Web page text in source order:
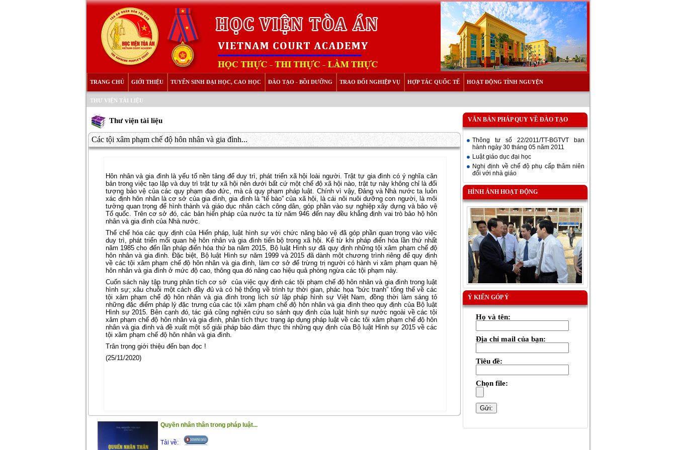
TRANG CHỦ GIỚI THIỆU TUYỂN SINH ĐẠI HỌC, CAO HỌC ĐÀO TẠO - BỒI DƯỠNG TRAO ĐỔI NGHIỆP VỤ HỢP TÁC QUỐC TẾ HOẠT ĐỘNG TÌNH NGUYỆN
THƯ VIỆN TÀI LIỆU
Thư viện tài liệu
Các tội xâm phạm chế độ hôn nhân và gia đình...
Hôn nhân và gia đình là yếu tố nền tảng để duy trì, phát triển xã hội loài người. Trật tự gia đình có ý nghĩa căn
bản trong việc tạo lập và duy trì trật tự xã hội nên dưới bất cứ một chế độ xã hội nào, trật tự này không chỉ là đối
tượng bảo vệ của các quy phạm đạo đức, mà cả quy phạm pháp luật. Chính vì vậy, Đảng và Nhà nước ta luôn
xác định hôn nhân là cơ sở của gia đình, gia đình là “tế bào” của xã hội, là cái nôi nuôi dưỡng con người, là môi
tường quan trọng để hình thành và giáo dục nhân cách công dân, góp phần vào sự nghiệp xây dựng và bảo vệ
Tổ quốc. Trên cơ sở đó, các bản hiến pháp của nước ta từ năm 946 đến nay đều khẳng định vai trò bảo hộ hôn
nhân và gia đình của Nhà nước.
Thể chế hóa các quy định của Hiến pháp, luật hình sự với chức năng bảo vệ đã góp phần quan trọng vào việc
duy trì, phát triển mối quan hệ hôn nhân và gia đình tiến bộ trong xã hội. Kể từ khi pháp điển hóa lần thứ nhất
năm 1985 cho đến lần pháp điển hóa thứ ba năm 2015, Bộ luật Hình sự đã quy định những tội xâm phạm chế độ
hôn nhân và gia đình. Đặc biệt, Bộ luật Hình sự năm 1999 và 2015 đã dành một chương trình riêng để quy định
về các tội xâm phạm chế độ hôn nhân và gia đình, làm cơ sở để trừng trị người có hành vi xâm phạm quan hệ
hôn nhân và gia đình ở mức độ cao, thông qua đó nâng cao hiệu quả phòng ngừa các tội phạm này.
Cuốn sách này tập trung phân tích cơ sở của việc quy định các tội phạm chế độ hôn nhân và gia đình trong luật
hình sự; xâu chuỗi một cách đầy đủ và có hệ thống về trình tự thời gian, phác họa “bức tranh” tổng thể về các
tội xâm phạm chế độ hôn nhân và gia đình trong lịch sử lập pháp hình sự Việt Nam, đồng thời làm sáng tỏ
những đặc điểm pháp lý đặc trưng của các tội xâm phạm chế độ hôn nhân và gia đình theo quy định của Bộ luật
Hình sự 2015. Bên cạnh đó, tác giả cũng nghiên cứu so sánh quy định của luật hình sự nước ngoài về các tội
xâm phạm chế độ hôn nhân và gia đình, phân tích thực trạng áp dụng pháp luật về các tôi xâm phạm chế độ hôn
nhân và gia đình và đề xuất một số giải pháp bảo đảm thực thi những quy định của Bộ luật Hình sự 2015 về các
tội xâm phạm chế độ hôn nhân và gia đình.
Trân trọng giới thiệu đến bạn đọc !
(25/11/2020)
Quyền nhân thân trong pháp luật...
Tải về:
VĂN BẢN PHÁP QUY VỀ ĐÀO TẠO
Thông tư số 22/2011/TT-BGTVT ban
hành ngày 30 tháng 05 năm 2011
Luật giáo dục đại học
Nghị định về chế độ phụ cấp thâm niên
đối với nhà giáo
HÌNH ẢNH HOẠT ĐỘNG
Ý KIẾN GÓP Ý
Họ và tên:
Địa chỉ mail của bạn:
Tiêu đề:
Chọn file: